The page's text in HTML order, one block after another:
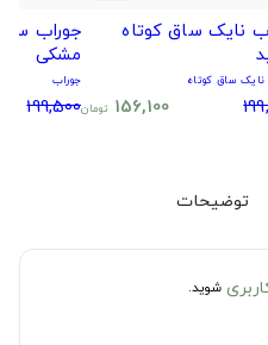
نایک ساق کوتاه
ساق کوتاه
156,100 تومان
جوراب
مشکی
جوراب
199,500
توضیحات
شوید.